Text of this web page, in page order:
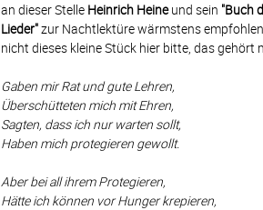
an dieser Stelle Heinrich Heineund sein "Buch
Lieder"zur Nachtlektüre wärmstens
nicht dieses kleine Stück hier bitte, das gehört
Gaben mir Rat und gute Lehren,
Überschütteten mich mit Ehren,
Sagten, dass ich nur warten sollt,
Haben mich protegieren gewollt.
Aber bei all ihrem Protegieren,
Hätte ich können vor Hunger krepieren,